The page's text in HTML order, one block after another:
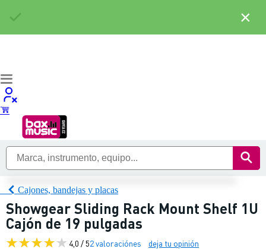
Cajones, bandejas y placas
Showgear Sliding Rack Mount Shelf 1U
Cajón de 19 pulgadas
4,0 / 52 valoraciónes deja tu opinión
×